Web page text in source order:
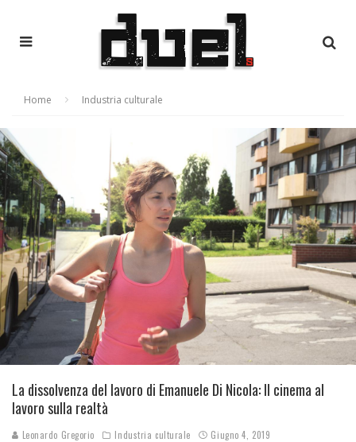
Home Industria culturale
La dissolvenza del lavoro di Emanuele Di Nicola: Il cinema al
lavoro sulla realtà
Leonardo Gregorio Industria culturale Giugno 4, 2019